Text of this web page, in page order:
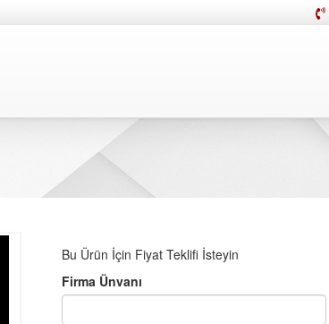
Bu Ürün İçin Fiyat Teklifi İsteyin
Firma Ünvanı